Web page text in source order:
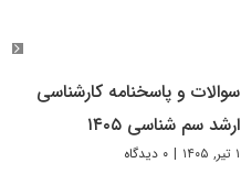
سوالات و پاسخنامه کارشناسی
ارشد سم شناسی ۱۴۰۵
۱ تیر, ۱۴۰۵ | ۰ دیدگاه